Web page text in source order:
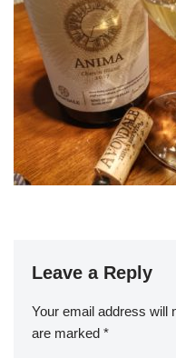
Leave a Reply
Your email address will
are marked *